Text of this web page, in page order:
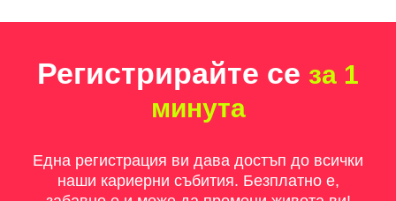
Регистрирайте се за 1
минута
Една регистрация ви дава достъп до всички
наши кариерни събития. Безплатно е,